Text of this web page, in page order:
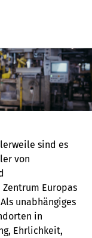
sind es
von
Europas
unabhängiges
in
Ehrlichkeit,